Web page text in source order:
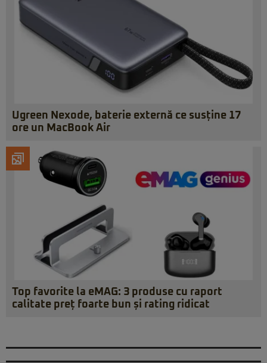
Ugreen Nexode, baterie externă ce susține 17
ore un MacBook Air
Top favorite la eMAG: 3 produse cu raport
calitate preț foarte bun și rating ridicat